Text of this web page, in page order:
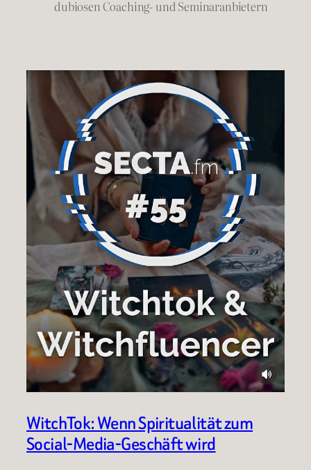
dubiosen Coaching- und Seminaranbietern
WitchTok: Wenn Spiritualität zum
Social-Media-Geschäft wird